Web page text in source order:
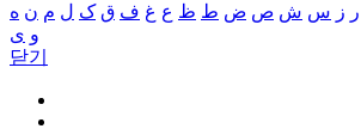
ر ز س ش ص ض ط ظ ع غ ف ق ک ل م ن ه
و ی
닫기